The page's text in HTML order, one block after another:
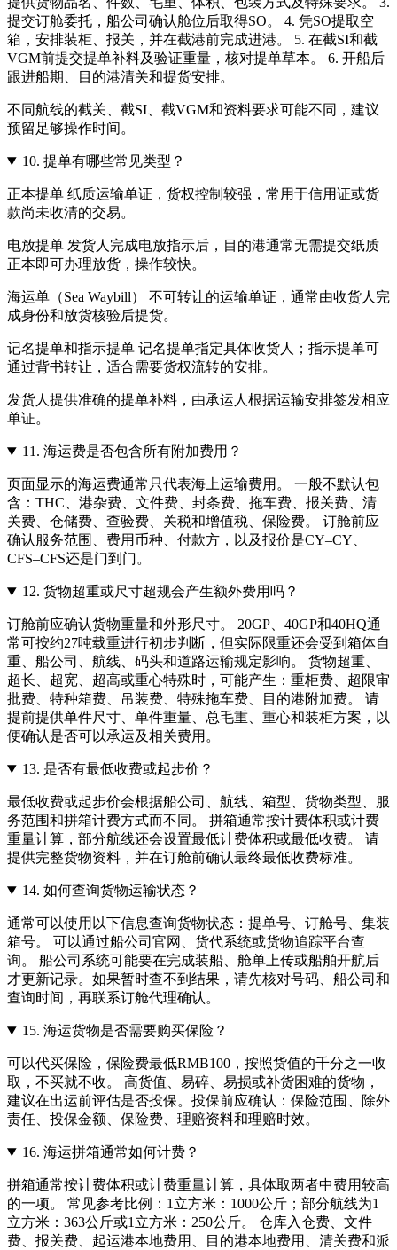
提交订舱委托，船公司确认舱位后取得SO。 4. 凭SO提取空
箱，安排装柜、报关，并在截港前完成进港。 5. 在截SI和截
VGM前提交提单补料及验证重量，核对提单草本。 6. 开船后
跟进船期、目的港清关和提货安排。
不同航线的截关、截SI、截VGM和资料要求可能不同，建议
预留足够操作时间。
10. 提单有哪些常见类型？
正本提单 纸质运输单证，货权控制较强，常用于信用证或货
款尚未收清的交易。
电放提单 发货人完成电放指示后，目的港通常无需提交纸质
正本即可办理放货，操作较快。
海运单（Sea Waybill） 不可转让的运输单证，通常由收货人完
成身份和放货核验后提货。
记名提单和指示提单 记名提单指定具体收货人；指示提单可
通过背书转让，适合需要货权流转的安排。
发货人提供准确的提单补料，由承运人根据运输安排签发相应
单证。
11. 海运费是否包含所有附加费用？
页面显示的海运费通常只代表海上运输费用。 一般不默认包
含：THC、港杂费、文件费、封条费、拖车费、报关费、清
关费、仓储费、查验费、关税和增值税、保险费。 订舱前应
确认服务范围、费用币种、付款方，以及报价是CY–CY、
CFS–CFS还是门到门。
12. 货物超重或尺寸超规会产生额外费用吗？
订舱前应确认货物重量和外形尺寸。 20GP、40GP和40HQ通
常可按约27吨载重进行初步判断，但实际限重还会受到箱体自
重、船公司、航线、码头和道路运输规定影响。 货物超重、
超长、超宽、超高或重心特殊时，可能产生：重柜费、超限审
批费、特种箱费、吊装费、特殊拖车费、目的港附加费。 请
提前提供单件尺寸、单件重量、总毛重、重心和装柜方案，以
便确认是否可以承运及相关费用。
13. 是否有最低收费或起步价？
最低收费或起步价会根据船公司、航线、箱型、货物类型、服
务范围和拼箱计费方式而不同。 拼箱通常按计费体积或计费
重量计算，部分航线还会设置最低计费体积或最低收费。 请
提供完整货物资料，并在订舱前确认最终最低收费标准。
14. 如何查询货物运输状态？
通常可以使用以下信息查询货物状态：提单号、订舱号、集装
箱号。 可以通过船公司官网、货代系统或货物追踪平台查
询。 船公司系统可能要在完成装船、舱单上传或船舶开航后
才更新记录。如果暂时查不到结果，请先核对号码、船公司和
查询时间，再联系订舱代理确认。
15. 海运货物是否需要购买保险？
可以代买保险，保险费最低RMB100，按照货值的千分之一收
取，不买就不收。 高货值、易碎、易损或补货困难的货物，
建议在出运前评估是否投保。投保前应确认：保险范围、除外
责任、投保金额、保险费、理赔资料和理赔时效。
16. 海运拼箱通常如何计费？
拼箱通常按计费体积或计费重量计算，具体取两者中费用较高
的一项。 常见参考比例：1立方米：1000公斤；部分航线为1
立方米：363公斤或1立方米：250公斤。 仓库入仓费、文件
费、报关费、起运港本地费用、目的港本地费用、清关费和派